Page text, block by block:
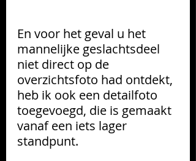
En voor het geval u het
mannelijke geslachtsdeel
niet direct op de
overzichtsfoto had ontdekt,
heb ik ook een detailfoto
toegevoegd, die is gemaakt
vanaf een iets lager
standpunt.